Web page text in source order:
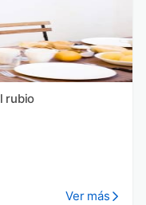
rubio
Ver más